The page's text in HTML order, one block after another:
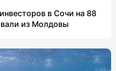
в Сочи на 88
из Молдовы